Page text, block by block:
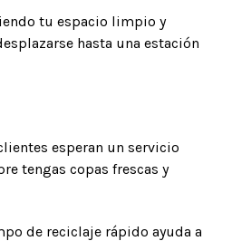
tu espacio limpio y
hasta una estación
esperan un servicio
tengas copas frescas y
de reciclaje rápido ayuda a